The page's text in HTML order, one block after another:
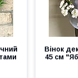
Вінок
45 см